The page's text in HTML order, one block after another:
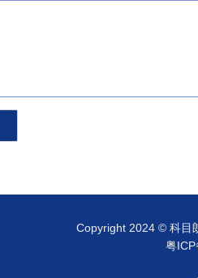
Copyright 2024 © 科目
粤